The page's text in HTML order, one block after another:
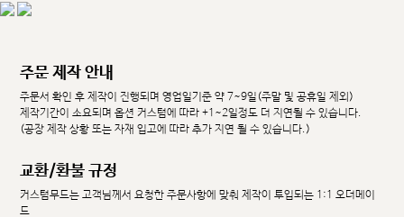
주문 제작 안내
주문서 확인 후 제작이 진행되며 영업일기준 약 7~9일(주말 및 공휴일 제외)
제작기간이 소요되며 옵션 커스텀에 따라 +1~2일정도 더 지연될 수 있습니다.
(공장 제작 상황 또는 자재 입고에 따라 추가 지연 될 수 있습니다.)
교환/환불 규정
커스텀무드는 고객님께서 요청한 주문사항에 맞춰 제작이 투입되는 1:1 오더메이
드